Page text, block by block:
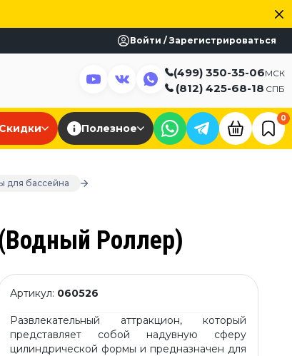
Войти / Зарегистрироваться
(499) 350-35-06МСК
(812) 425-68-18 СПБ
Скидки Полезное
0
для бассейна
Роллер)
Артикул: 060526
Развлекательный аттракцион, который
представляет собой надувную сферу
цилиндрической формы и предназначен для